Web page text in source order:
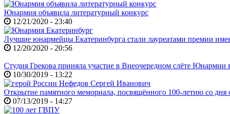
Юнармия объявила литературный конкурс
12/21/2020 - 23:40
Лучшие юнармейцы Екатеринбурга стали лауреатами премии
12/20/2020 - 20:56
Студия Грекова приняла участие в Внеочередном слёте
10/30/2019 - 13:22
Открытие памятного мемориала, посвящённого 100-летию со дня
07/13/2019 - 14:27